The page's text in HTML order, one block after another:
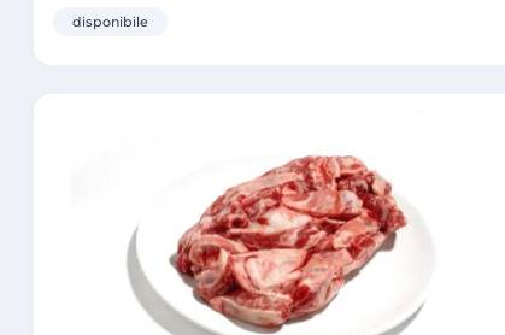
disponibile